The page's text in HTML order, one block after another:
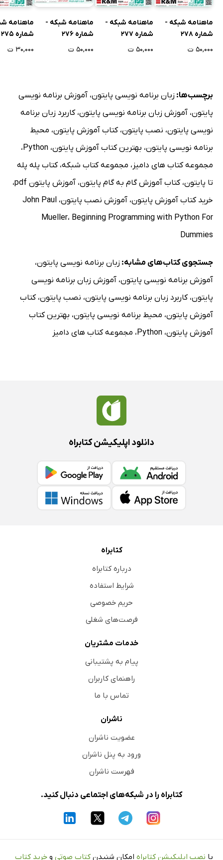
ماهنامه شبکه -
شماره 278
۵۰,۰۰۰ ت
ماهنامه شبکه -
شماره 277
۵۰,۰۰۰ ت
ماهنامه شبکه -
شماره 276
۵۰,۰۰۰ ت
ماهنامه
شماره 275
۳۰,۰۰۰ ت
برچسب‌ها: زبان برنامه نویسی پایتون، آموزش برنامه نویسی
پایتون، آموزش زبان برنامه نویسی پایتون،کاربرد زبان برنامه
نویسی پایتون، نصب پایتون،کتاب آموزش پایتون، محیط
برنامه نویسی پایتون، بهترین کتاب آموزش پایتون، Python،
مجموعه کتاب های دامیز ، مجموعه کتاب شبکه،کتاب پله پله
تا پایتون،کتاب آموزش گام به گام پایتون، آموزش پایتون pdf
،
خرید کتاب آموزش پایتون، آموزش نصب پایتون، John Paul
Mueller، Beginning Programming with Python For
Dummies
جستجوی کتاب‌های مشابه: زبان برنامه نویسی پایتون،
آموزش برنامه نویسی پایتون، آموزش زبان برنامه نویسی
پایتون،کاربرد زبان برنامه نویسی پایتون، نصب پایتون،کتاب
آموزش پایتون، محیط برنامه نویسی پایتون، بهترین کتاب
آموزش پایتون، Python، مجموعه کتاب های دامیز
دانلود اپلیکیشن کتابراه
کتابراه
درباره کتابراه
شرایط استفاده
حریم خصوصی
فرصت‌های شغلی
خدمات مشتریان
پیام به پشتیبانی
راهنمای کاربران
تماس با ما
ناشران
عضویت ناشران
ورود به پنل ناشران
فهرست ناشران
کتابراه را در شبکه‌های اجتماعی دنبال کنید.
با نصب اپلیکیشن کتابراه امکان شنیدن کتاب صوتی و خرید کتاب